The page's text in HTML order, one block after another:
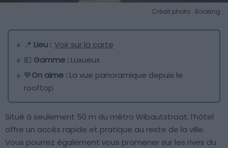
Crédit photo : Booking
📍 Lieu : Voir sur la carte
💶 Gamme : Luxueux
💙On aime : La vue panoramique depuis le
rooftop
Situé à seulement 50 m du métro Wibautstraat, l’hôtel
offre un accès rapide et pratique au reste de la ville.
Vous pourrez également vous promener sur les rives du